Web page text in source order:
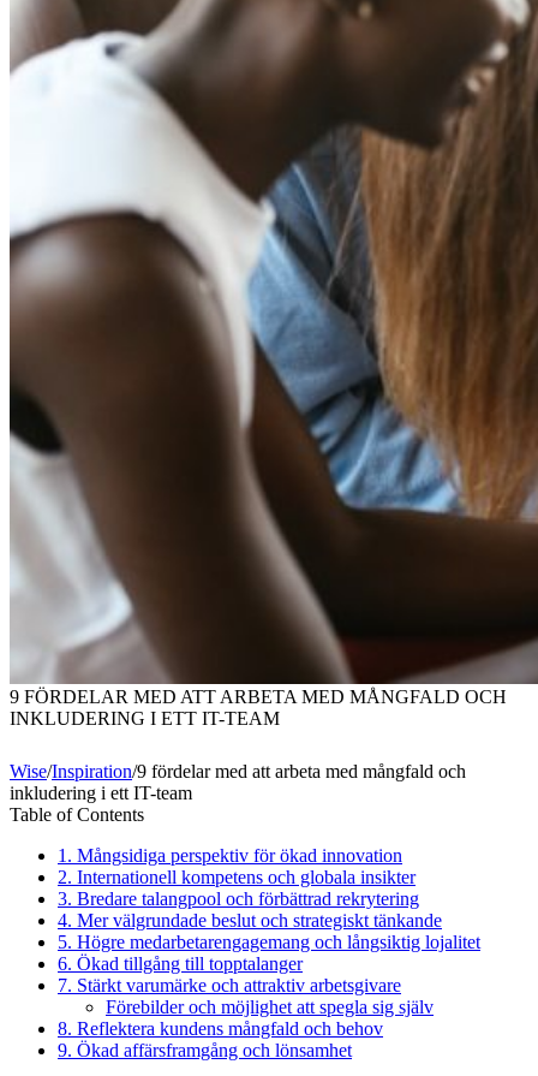
9 FÖRDELAR MED ATT ARBETA MED MÅNGFALD OCH
INKLUDERING I ETT IT-TEAM
Wise/Inspiration/9 fördelar med att arbeta med mångfald och
inkludering i ett IT-team
Table of Contents
1. Mångsidiga perspektiv för ökad innovation
2. Internationell kompetens och globala insikter
3. Bredare talangpool och förbättrad rekrytering
4. Mer välgrundade beslut och strategiskt tänkande
5. Högre medarbetarengagemang och långsiktig lojalitet
6. Ökad tillgång till topptalanger
7. Stärkt varumärke och attraktiv arbetsgivare
Förebilder och möjlighet att spegla sig själv
8. Reflektera kundens mångfald och behov
9. Ökad affärsframgång och lönsamhet